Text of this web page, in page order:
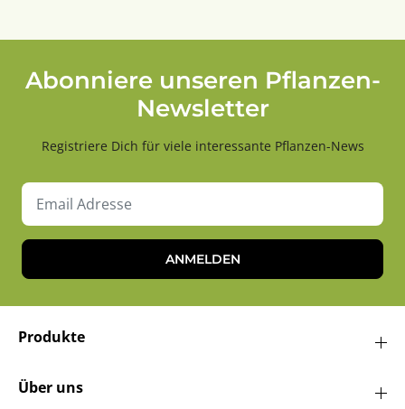
Abonniere unseren Pflanzen-
Newsletter
Registriere Dich für viele interessante Pflanzen-News
ANMELDEN
Produkte
Über uns